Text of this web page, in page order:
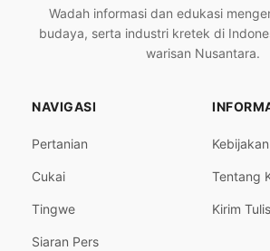
Wadah informasi dan edukasi
budaya, serta industri kretek di
warisan Nusantara.
NAVIGASI
Pertanian
Cukai
Tingwe
Siaran Pers
Tentang
Kirim